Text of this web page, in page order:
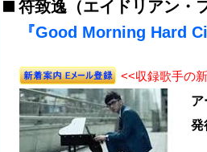
符致逸（エイドリアン・
『Good Morning Hard
<<収録歌手の
ア
発